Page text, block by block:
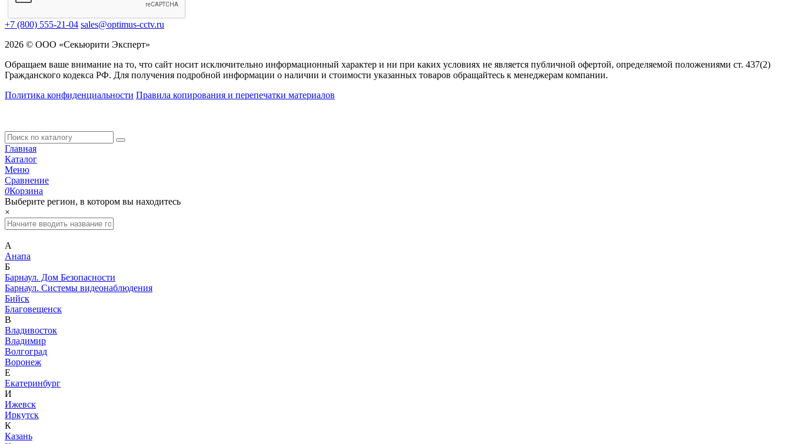
+7 (800) 555-21-04 sales@optimus-cctv.ru
2026 © ООО «Секьюрити Эксперт»
Обращаем ваше внимание на то, что сайт носит исключительно информационный характер и ни при каких условиях не является публичной офертой, определяемой положениями ст. 437(2)
Гражданского кодекса РФ. Для получения подробной информации о наличии и стоимости указанных товаров обращайтесь к менеджерам компании.
Политика конфиденциальности Правила копирования и перепечатки материалов
Главная
Каталог
Меню
Сравнение
0Корзина
Выберите регион, в котором вы находитесь
×
А
Анапа
Б
Барнаул. Дом Безопасности
Барнаул. Системы видеонаблюдения
Бийск
Благовещенск
В
Владивосток
Владимир
Волгоград
Воронеж
Е
Екатеринбург
И
Ижевск
Иркутск
К
Казань